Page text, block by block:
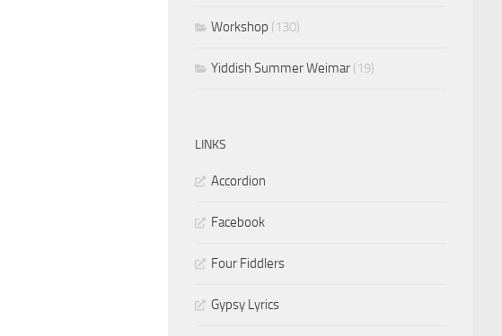
Workshop (130)
Yiddish Summer Weimar (19)
LINKS
Accordion
Facebook
Four Fiddlers
Gypsy Lyrics